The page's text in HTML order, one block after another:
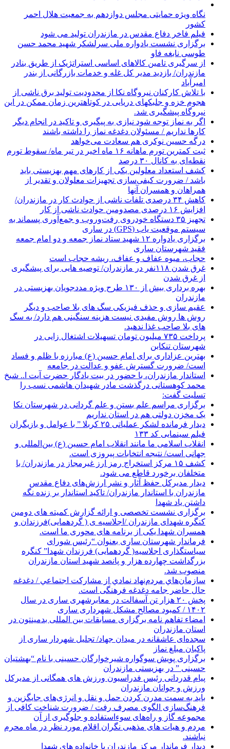
نگاه ویژه حمایتی مجلس دوازدهم به جمعیت هلال احمر
کشور
فیلم فاخر دفاع مقدس در مازندران تولید می شود
برگزاری نشست یادواره ملی سرلشکر شهید محمد حسن
طوسی نابغه فاو
از سرگیری تامین کالاهای اساسی استراتژیک از طریق بنادر
مازندران/ بازدید مدیر کل غله و خدمات بازرگانی از بندر
امیرآباد
با تلاش کارکنان نیروگاه نکا از محدودیت تولید برق ناشی از
هجوم خزه و جلبکهای دریایی در کوتاهترین زمان ممکن در این
نیروگاه پیشگیری شد.
اگر به نماز توجه شود نیازی به پیگیری و تاکید در انجام دیگر
کارها نداریم / مسئولان دغدغه نماز را داشته باشند
درگه حسین نوکری هم سعادت می‌خواهد
ثبت کمترین تورم ماهانه ۱۶ ماه اخیر در تیر ماه/ سقوط تورم
نقطه‌ای به کانال ۳۰ درصد
کشف استعداد معلولین یکی از کارهای مهم بهزیستی باید
باشد / ضرورت کیفی‌سازی تجهیزات معلولان و تقدیر از
همراهان و همسران آنها
کاهش ۳۴ درصدی تلفات ناشی از حوادث كار در مازندران/
افزایش ۱۶ درصدی مصدومین حوادث ناشی از کار
تجهیز ۳۵ دستگاه خودروی رفت‌وروب و جمع‌آوری پسماند به
سیستم موقعیت یاب (GPS) در ساری
برگزاری یادواره ۱۲ شهید ستاد نماز جمعه و دو امام جمعه
فقید شهرستان ساری
حجاب، میوه عفاف و عفاف، ریشه حجاب است
غرق شدن ۱۱۸نفر در مازندران/ توصيه هايی برای پيشگيری
از غرق شدن
بهره برداری بیش از ۱۳۰ طرح ویژه مددجویان بهزیستی در
مازندران
عقیم سازی و حذف فیزیکی سگ های بلا صاحب و دیگر
روش ها روش مفیدی نیست هزینه سنگینی هم دارد/ به سگ
های بلا صاحب غذا ندهید.
پرداخت ۷۳۵ میلیون تومان تسهیلات اشتغال زایی در
شهرستان تنکابن
بهترین عزاداری برای امام حسین (ع) مبارزه با ظلم و فساد
است/ ضرورت گسترش عفو و عدالت در جامعه
استاندار مازندران، با حضور در بیت یادگار حضرت آیت ا.. شیخ
محمد کوهستانی درگذشت مادر شهیدان هاشمی نسب را
تسلیت گفت:
برگزاری مراسم علم بستن و علم گردانی در شهرستان نکا
یک مخزن دولتی هم در استان نداریم
دیدار فرمانده لشکر عملیاتی ۲۵ کربلا ” با عوامل و بازیگران
فیلم سینمایی کد ۱۳۳
انقلاب اسلامی ما مانند انقلاب امام حسین (ع) بین‌المللی و
جهانی است/ نتیجه انتخابات پیروزی است.
کشف ۱۵ مرکز استخراج رمز ارز غیرمجاز در مازندران/ با
متخلفان برخورد قاطع می شود.
دیدار مدیرکل حفظ آثار و نشر ارزش‌های دفاع مقدس
مازندران با استاندار مازندران/ تاکید استاندار بر زنده نگه
داشتن یاد شهدا
برگزاری نشست تخصصی و ارائه گزارش کمیته های دومین
کنگره شهدای مازندران /اجلاسیه ی ( گردهمایی)فرزندان و
همسران شهدا یکی از برنامه های محوری ما است.
فرماندار شهرستان ساری بعنوان “رئیس شورای
سیاستگذاری اجلاسیه( گردهمایی) فرزندان شهدا” کنگره
بزرگداشت چهارده هزار و پانصد شهید استان مازندران
منصوب شد.
سازمان‌هاي مردم‌نهاد نمادي از مشاركت اجتماعي / دغدغه
حال حاضر جامه دغدغه فرهنگی است.
پخش ۲۰ هزار تن آسفالت در معابرشهری ساری در سال
۱۴۰۲ / کمبود مصالح مشکل شهرداری ساری
امضاء تفاهم نامه برگزاری مسابقات بین المللی بدمینتون در
استان مازندران
سجده‌ای عاشقانه در میدان جهاد/ تجلیل شهردار ساری از
پاکبان مبلغ نماز
برگزاری پویش سوگواره شیرخوارگان حسینی با نام “بهشتیان
حسینی ” در بهزیستی مازندران
پیام قدردانی رئیس فدراسیون ورزش های همگانی از مدیرکل
ورزش و جوانان مازندران
باید به سمت مدرن کردن حمل و نقل و انرژی‌های جایگزین و
فرهنگ‌سازی الگوی مصرف رفت / ضرورت شناخت کافی از
مجموعه گاز و راه‌های سوءاستفاده و جلوگیری از آن
مردم و هیات های مذهبی نگران اقلام مورد نظر در ماه محرم
نباشند.
دیدار فرماندار مرکز مازندران با خانواده های شهدا